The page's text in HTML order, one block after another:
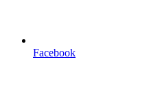
Facebook